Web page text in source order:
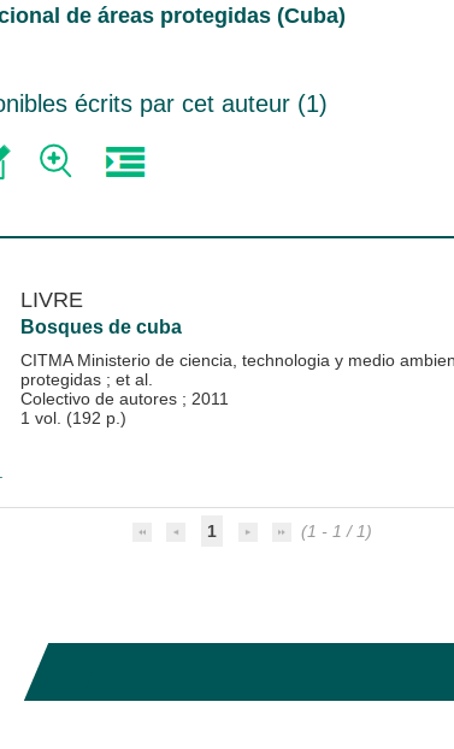
de áreas protegidas (Cuba)
écrits par cet auteur (1)
LIVRE
Bosques de cuba
CITMA Ministerio de ciencia, technologia y medio
protegidas ; et al.
Colectivo de autores ; 2011
1 vol. (192 p.)
1 (1 - 1 / 1)